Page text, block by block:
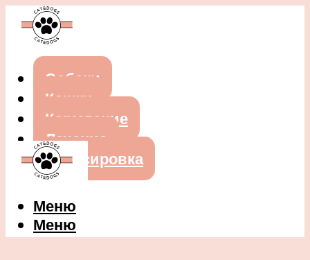
Собаки
Кошки
Кормление
Лечение
Дрессировка
Меню
Меню